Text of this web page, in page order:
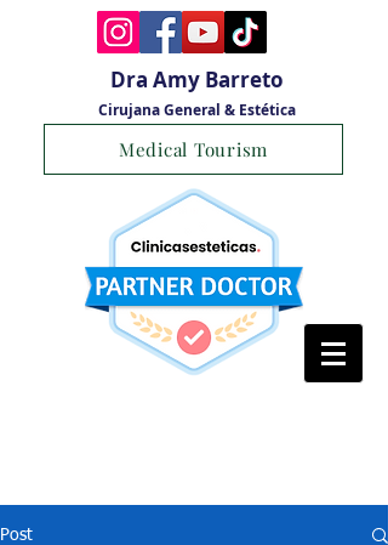
Dra Amy Barreto
Cirujana General & Estética
Medical Tourism
Post